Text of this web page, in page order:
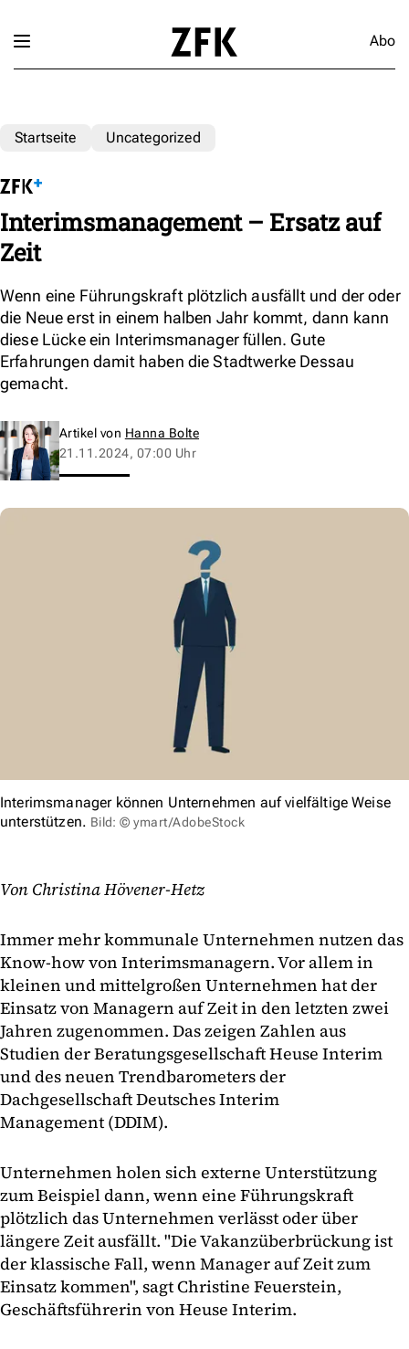
Abo
Startseite Uncategorized
Interimsmanagement – Ersatz auf
Zeit
Wenn eine Führungskraft plötzlich ausfällt und der oder
die Neue erst in einem halben Jahr kommt, dann kann
diese Lücke ein Interimsmanager füllen. Gute
Erfahrungen damit haben die Stadtwerke Dessau
gemacht.
Artikel von Hanna Bolte
21.11.2024, 07:00 Uhr
Interimsmanager können Unternehmen auf vielfältige Weise
unterstützen. Bild: © ymart/AdobeStock
Von Christina Hövener-Hetz
Immer mehr kommunale Unternehmen nutzen das
Know-how von Interimsmanagern. Vor allem in
kleinen und mittelgroßen Unternehmen hat der
Einsatz von Managern auf Zeit in den letzten zwei
Jahren zugenommen. Das zeigen Zahlen aus
Studien der Beratungsgesellschaft Heuse Interim
und des neuen Trendbarometers der
Dachgesellschaft Deutsches Interim
Management (DDIM).
Unternehmen holen sich externe Unterstützung
zum Beispiel dann, wenn eine Führungskraft
plötzlich das Unternehmen verlässt oder über
längere Zeit ausfällt. "Die Vakanzüberbrückung ist
der klassische Fall, wenn Manager auf Zeit zum
Einsatz kommen", sagt Christine Feuerstein,
Geschäftsführerin von Heuse Interim.